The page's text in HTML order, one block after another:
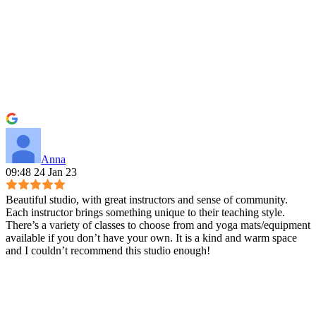
Anna
09:48 24 Jan 23
Beautiful studio, with great instructors and sense of community.
Each instructor brings something unique to their teaching style.
There’s a variety of classes to choose from and yoga mats/equipment
available if you don’t have your own. It is a kind and warm space
and I couldn’t recommend this studio enough!